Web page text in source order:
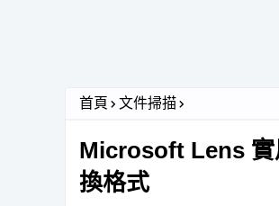
首頁 文件掃描
Microsoft Lens 實
換格式